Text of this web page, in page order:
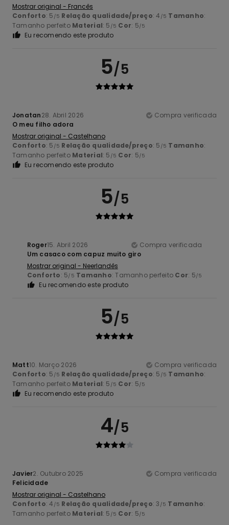
Mostrar original - Francês
Conforto: 5 /5 Relação qualidade/preço: 4 /5 Tamanho:
Tamanho perfeito Material: 5 /5 Cor: 5/5
Eu recomendo este produto
5/5
Jonatan28. Abril 2026
Compra verificada
O meu filho adora
Mostrar original - Castelhano
Conforto: 5 /5 Relação qualidade/preço: 5 /5 Tamanho:
Tamanho perfeito Material: 5 /5 Cor: 5/5
Eu recomendo este produto
5/5
Roger15. Abril 2026
Compra verificada
Um casaco com capuz muito giro
Mostrar original - Neerlandês
Conforto: 5/5 Tamanho: Tamanho perfeito Cor: 5/5
Eu recomendo este produto
5/5
Matt10. Março 2026
Compra verificada
Conforto: 5 /5 Relação qualidade/preço: 5 /5 Tamanho:
Tamanho perfeito Material: 5 /5 Cor: 5/5
Eu recomendo este produto
4/5
Javier2. Outubro 2025
Compra verificada
Felicidade
Mostrar original - Castelhano
Conforto: 4 /5 Relação qualidade/preço: 3 /5 Tamanho:
Tamanho perfeito Material: 5 /5 Cor: 5/5